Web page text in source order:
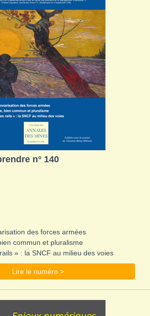
n° 140
des forces armées
commun et pluralisme
» : la SNCF au milieu des voies
Lire le numéro >